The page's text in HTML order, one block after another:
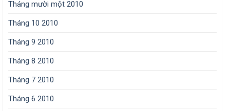
Tháng mười một 2010
Tháng 10 2010
Tháng 9 2010
Tháng 8 2010
Tháng 7 2010
Tháng 6 2010